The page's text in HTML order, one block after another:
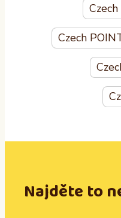
Czech
Najděte to